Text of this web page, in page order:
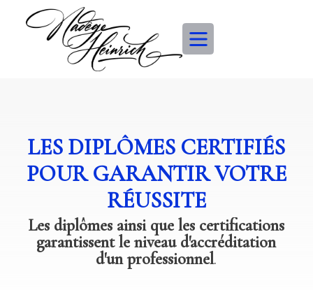
LES DIPLÔMES CERTIFIÉS
POUR GARANTIR VOTRE
RÉUSSITE
Les diplômes ainsi que les certifications
garantissent le niveau d'accréditation
d'un professionnel.